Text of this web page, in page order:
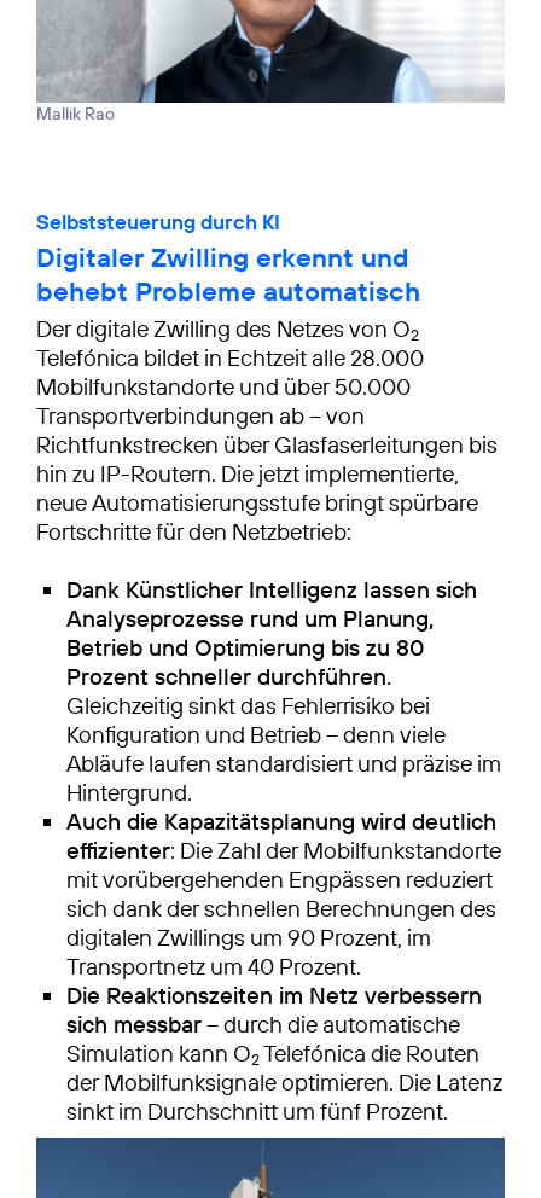
Mallik Rao
Selbststeuerung durch KI
Digitaler Zwilling erkennt und
behebt Probleme automatisch
Der digitale Zwilling des Netzes von O2
Telefónica bildet in Echtzeit alle 28.000
Mobilfunkstandorte und über 50.000
Transportverbindungen ab – von
Richtfunkstrecken über Glasfaserleitungen bis
hin zu IP-Routern. Die jetzt implementierte,
neue Automatisierungsstufe bringt spürbare
Fortschritte für den Netzbetrieb:
Dank Künstlicher Intelligenz lassen sich
Analyseprozesse rund um Planung,
Betrieb und Optimierung bis zu 80
Prozent schneller durchführen.
Gleichzeitig sinkt das Fehlerrisiko bei
Konfiguration und Betrieb – denn viele
Abläufe laufen standardisiert und präzise im
Hintergrund.
Auch die Kapazitätsplanung wird deutlich
effizienter: Die Zahl der Mobilfunkstandorte
mit vorübergehenden Engpässen reduziert
sich dank der schnellen Berechnungen des
digitalen Zwillings um 90 Prozent, im
Transportnetz um 40 Prozent.
Die Reaktionszeiten im Netz verbessern
sich messbar– durch die automatische
Simulation kann O2Telefónica die Routen
der Mobilfunksignale optimieren. Die Latenz
sinkt im Durchschnitt um fünf Prozent.